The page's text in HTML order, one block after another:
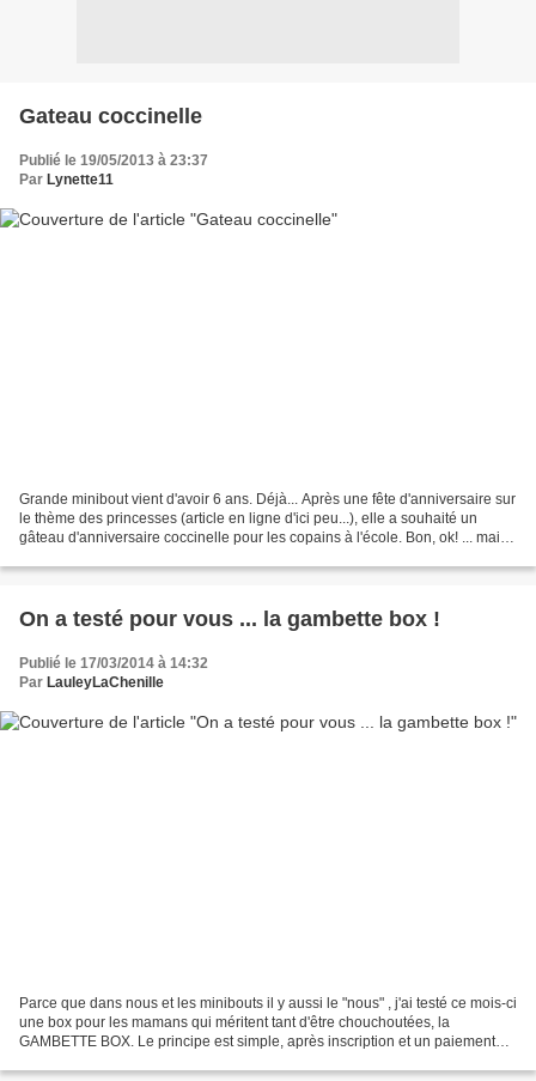
Gateau coccinelle
Publié le 19/05/2013 à 23:37
Par Lynette11
Grande minibout vient d'avoir 6 ans. Déjà... Après une fête d'anniversaire sur
le thème des princesses (article en ligne d'ici peu...), elle a souhaité un
gâteau d'anniversaire coccinelle pour les copains à l'école. Bon, ok! ... mais
On a testé pour vous ... la gambette box !
Publié le 17/03/2014 à 14:32
Par LauleyLaChenille
Parce que dans nous et les minibouts il y aussi le "nous" , j'ai testé ce mois-ci
une box pour les mamans qui méritent tant d'être chouchoutées, la
GAMBETTE BOX. Le principe est simple, après inscription et un paiement